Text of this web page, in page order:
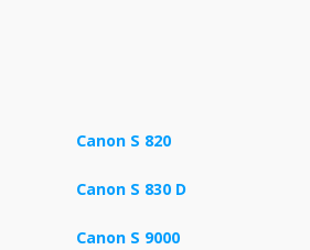
Canon S 820
Canon S 830 D
Canon S 9000